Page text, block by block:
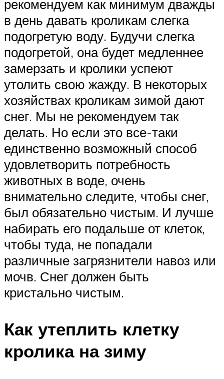
рекомендуем как минимум дважды
в день давать кроликам слегка
подогретую воду. Будучи слегка
подогретой, она будет медленнее
замерзать и кролики успеют
утолить свою жажду. В некоторых
хозяйствах кроликам зимой дают
снег. Мы не рекомендуем так
делать. Но если это все-таки
единственно возможный способ
удовлетворить потребность
животных в воде, очень
внимательно следите, чтобы снег,
был обязательно чистым. И лучше
набирать его подальше от клеток,
чтобы туда, не попадали
различные загрязнители навоз или
мочв. Снег должен быть
кристально чистым.
Как утеплить клетку
кролика на зиму